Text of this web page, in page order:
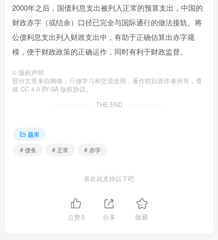
2000年之后，国债利息支出被列入正常的预算支出，中国的
财政赤字（或结余）口径已完全与国际通行的做法接轨。将
公债利息支出列入财政支出中，有助于正确估算出赤字规
模，便于财政政策的正确运作，同时有利于财政监督。
© 版权声明
部分文章来自网络，只做学习和交流使用，著作权归原作者所有，遵
循 CC 4.0 BY-SA 版权协议。
THE END
题库
# 债务
# 正常 # 赤字
喜欢就支持以下吧
点赞0 分享 收藏